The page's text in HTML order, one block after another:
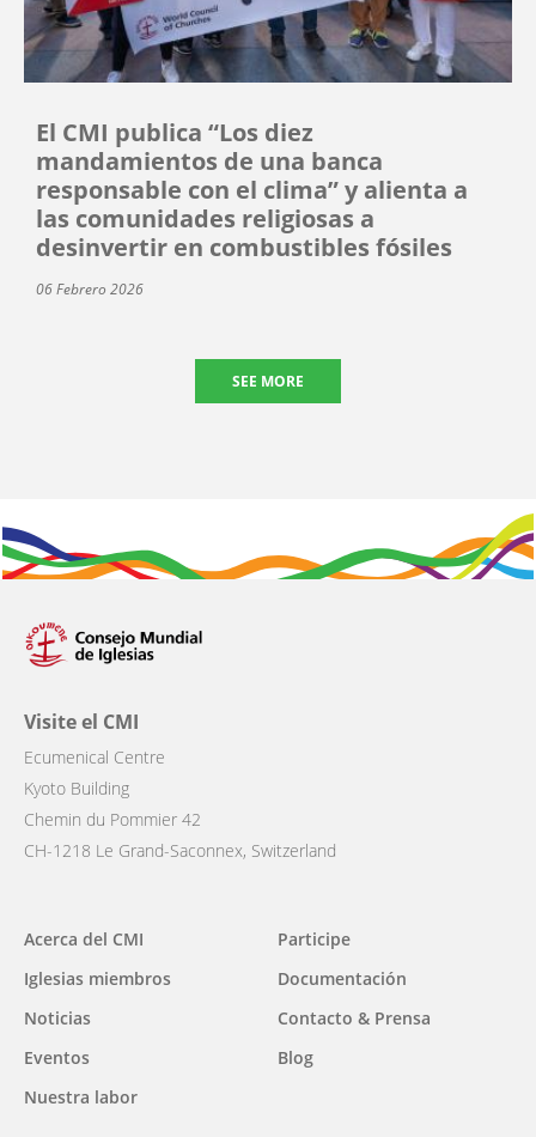
El CMI publica “Los diez
mandamientos de una banca
responsable con el clima” y alienta a
las comunidades religiosas a
desinvertir en combustibles fósiles
06 Febrero 2026
SEE MORE
Visite el CMI
Ecumenical Centre
Kyoto Building
Chemin du Pommier 42
CH-1218 Le Grand-Saconnex, Switzerland
Main
navigation
Acerca del CMI
Iglesias miembros
Noticias
Eventos
Nuestra labor
Participe
Documentación
Contacto & Prensa
Blog